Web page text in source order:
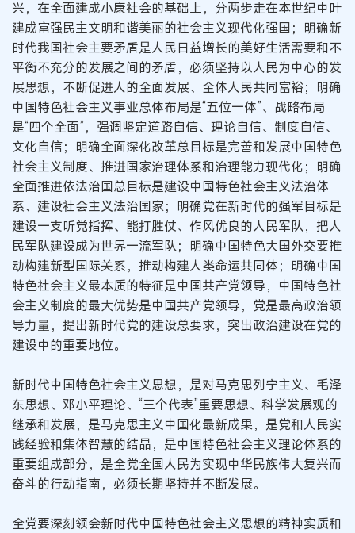
兴，在全面建成小康社会的基础上，分两步走在本世纪中叶
建成富强民主文明和谐美丽的社会主义现代化强国；明确新
时代我国社会主要矛盾是人民日益增长的美好生活需要和不
平衡不充分的发展之间的矛盾，必须坚持以人民为中心的发
展思想，不断促进人的全面发展、全体人民共同富裕；明确
中国特色社会主义事业总体布局是“五位一体”、战略布局
是“四个全面”，强调坚定道路自信、理论自信、制度自信、
文化自信；明确全面深化改革总目标是完善和发展中国特色
社会主义制度、推进国家治理体系和治理能力现代化；明确
全面推进依法治国总目标是建设中国特色社会主义法治体
系、建设社会主义法治国家；明确党在新时代的强军目标是
建设一支听党指挥、能打胜仗、作风优良的人民军队，把人
民军队建设成为世界一流军队；明确中国特色大国外交要推
动构建新型国际关系，推动构建人类命运共同体；明确中国
特色社会主义最本质的特征是中国共产党领导，中国特色社
会主义制度的最大优势是中国共产党领导，党是最高政治领
导力量，提出新时代党的建设总要求，突出政治建设在党的
建设中的重要地位。
新时代中国特色社会主义思想，是对马克思列宁主义、毛泽
东思想、邓小平理论、“三个代表”重要思想、科学发展观的
继承和发展，是马克思主义中国化最新成果，是党和人民实
践经验和集体智慧的结晶，是中国特色社会主义理论体系的
重要组成部分，是全党全国人民为实现中华民族伟大复兴而
奋斗的行动指南，必须长期坚持并不断发展。
全党要深刻领会新时代中国特色社会主义思想的精神实质和